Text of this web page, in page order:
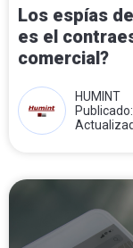
Los espías
es el
comercial?
HUMINT